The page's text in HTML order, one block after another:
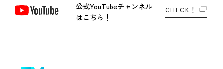
公式YouTubeチャンネル
はこちら！
CHECK！